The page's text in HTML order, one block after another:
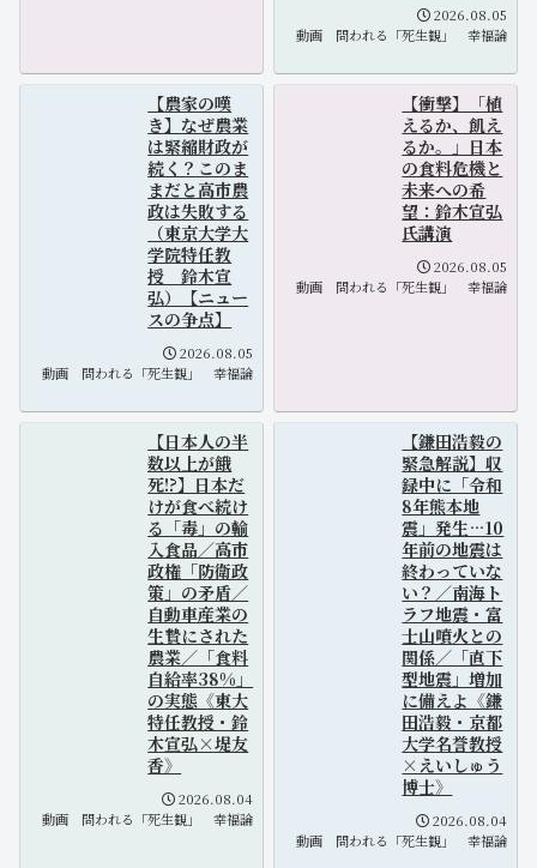
2026.08.05
動画
問われる「死生観」 幸福論
【農家の嘆
き】なぜ農業
は緊縮財政が
続く？このま
まだと高市農
政は失敗する
（東京大学大
学院特任教
授 鈴木宣
弘）【ニュー
スの争点】
2026.08.05
動画
問われる「死生観」 幸福論
【衝撃】「植
えるか、飢え
るか。」日本
の食料危機と
未来への希
望：鈴木宣弘
氏講演
2026.08.05
動画
問われる「死生観」 幸福論
【日本人の半
数以上が餓
死!?】日本だ
けが食べ続け
る「毒」の輸
入食品／高市
政権「防衛政
策」の矛盾／
自動車産業の
生贄にされた
農業／「食料
自給率38%」
の実態《東大
特任教授・鈴
木宣弘×堤友
香》
2026.08.04
動画
問われる「死生観」 幸福論
【鎌田浩毅の
緊急解説】収
録中に「令和
8年熊本地
震」発生…10
年前の地震は
終わっていな
い？／南海ト
ラフ地震・富
士山噴火との
関係／「直下
型地震」増加
に備えよ《鎌
田浩毅・京都
大学名誉教授
×えいしゅう
博士》
2026.08.04
動画
問われる「死生観」 幸福論